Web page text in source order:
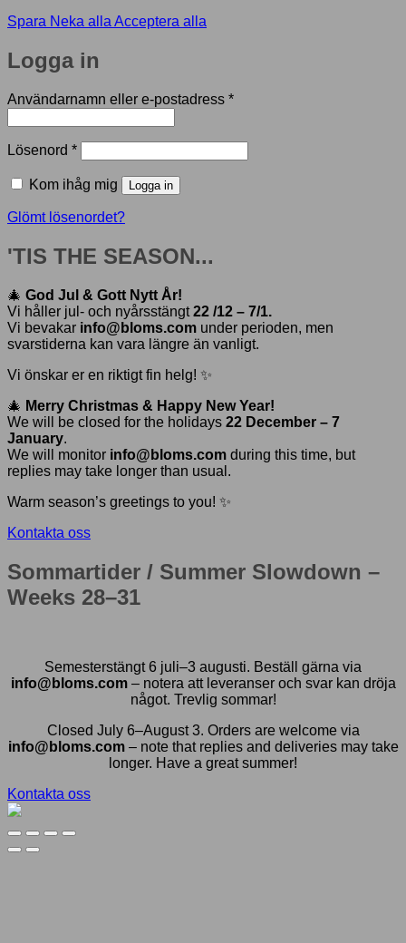
Spara Neka alla Acceptera alla
Logga in
Användarnamn eller e-postadress *Obligatoriskt
Lösenord *Obligatoriskt
Kom ihåg mig Logga in
Glömt lösenordet?
'TIS THE SEASON...
🎄 God Jul & Gott Nytt År!
Vi håller jul- och nyårsstängt22 /12 – 7/1.
Vi bevakar info@bloms.com under perioden, men
svarstiderna kan vara längre än vanligt.
Vi önskar er en riktigt fin helg! ✨
🎄 Merry Christmas & Happy New Year!
We will be closed for the holidays 22 December – 7
January.
We will monitor info@bloms.com during this time, but
replies may take longer than usual.
Warm season’s greetings to you! ✨
Kontakta oss
Sommartider / Summer Slowdown –
Weeks 28–31
Semesterstängt 6 juli–3 augusti. Beställ gärna via
info@bloms.com– notera att leveranser och svar kan dröja
något. Trevlig sommar!
Closed July 6–August 3. Orders are welcome via
info@bloms.com– note that replies and deliveries may take
longer. Have a great summer!
Kontakta oss